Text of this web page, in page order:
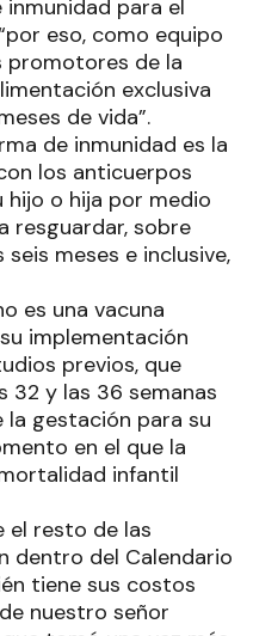
para el
eso, como equipo
promotores de la
exclusiva
de vida”.
de inmunidad es la
los anticuerpos
hijo o hija por medio
resguardar, sobre
meses e inclusive,
es una vacuna
implementación
previos, que
32 y las 36 semanas
gestación para su
en el que la
infantil
el resto de las
dentro del Calendario
tiene sus costos
nuestro señor